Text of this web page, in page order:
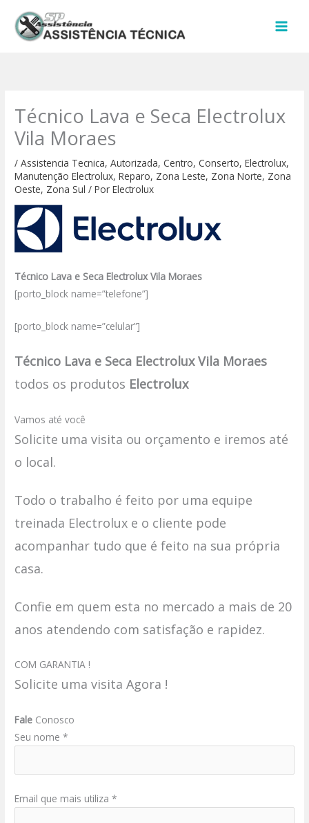
para
Técnico Lava e Seca Electrolux
Vila Moraes
/Assistencia Tecnica,Autorizada,Centro,Conserto,Electrolux,
Manutenção Electrolux,Reparo, Zona Leste, Zona Norte, Zona
Oeste, Zona Sul / PorElectrolux
Técnico Lava e Seca Electrolux Vila Moraes
[porto_block name=”telefone”]
[porto_block name=”celular”]
Técnico Lava e Seca Electrolux Vila Moraes
todos os produtos Electrolux
Vamos até você
Solicite uma visita ou orçamento e iremos até
o local.
Todo o trabalho é feito por uma equipe
treinada Electrolux e o cliente pode
acompanhar tudo que é feito na sua própria
casa.
Confie em quem esta no mercado a mais de 20
anos atendendo com satisfação e rapidez.
COM GARANTIA !
Solicite uma visita Agora !
Fale Conosco
Seu nome *
Email que mais utiliza *